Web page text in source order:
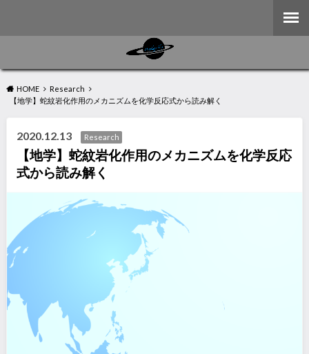
HOME
Research
【地学】蛇紋岩化作用のメカニズムを化学反応式から読み解く
2020.12.13 Research
【地学】蛇紋岩化作用のメカニズムを化学反応
式から読み解く